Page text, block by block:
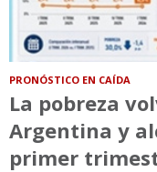
PRONÓSTICO EN CAÍDA
La pobreza
Argentina y
primer